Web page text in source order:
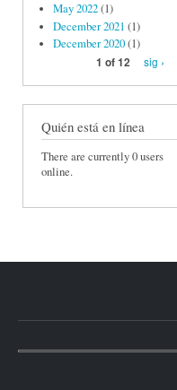
May 2022(1)
December 2021 (1)
December 2020(1)
1 of 12
sig ›
Quién está en línea
There are currently 0 users
online.